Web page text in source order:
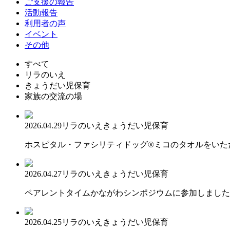
活動報告
利用者の声
イベント
その他
すべて
リラのいえ
きょうだい児保育
家族の交流の場
2026.04.29リラのいえ きょうだい児保育
ホスピタル・ファシリティドッグ®ミコのタオルをいた
2026.04.27リラのいえ きょうだい児保育
ペアレントタイムかながわシンポジウムに参加しました
2026.04.25リラのいえ きょうだい児保育